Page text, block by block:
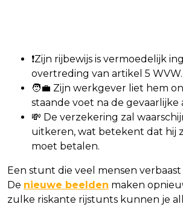
❗️Zijn rijbewijs is vermoedelijk
overtreding van artikel 5 WVW.
🧑‍💼 Zijn werkgever liet hem
staande voet na de gevaarlijke
💸 De verzekering zal
uitkeren, wat betekent dat hij
moet betalen.
Een stunt die veel mensen
De nieuwe beelden maken
zulke riskante rijstunts kunnen je